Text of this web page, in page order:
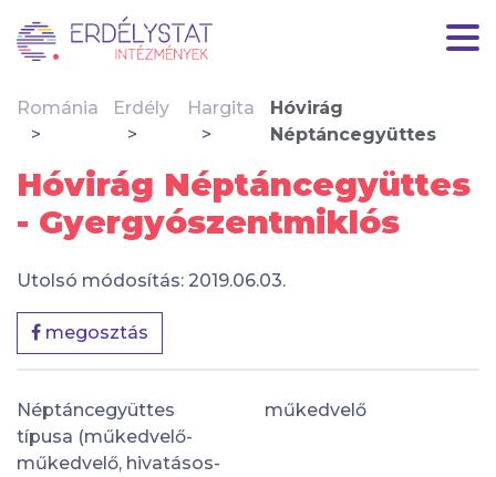
Románia Erdély Hargita
Hóvirág
Néptáncegyüttes
Hóvirág Néptáncegyüttes
- Gyergyószentmiklós
Utolsó módosítás: 2019.06.03.
megosztás
Néptáncegyüttes
típusa (műkedvelő-
műkedvelő, hivatásos-
műkedvelő